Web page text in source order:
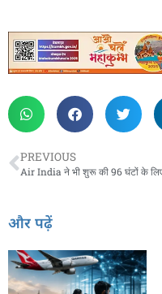
PREVIOUS
और पढ़ें